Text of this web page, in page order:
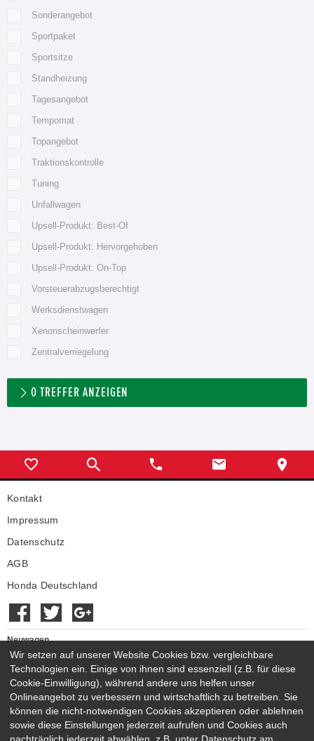
Sonderangebot
Sportpaket
Sportsitze
Standheizung
Tagesangebot
Tempomat
Topangebot
Traktionskontrolle
Tuning
Unfallwagen
Upsell-Produkt: Best-Of
Upsell-Produkt: Hervorgehoben
Upsell-Produkt: On-Top
Vorsteuerabzugsberechtigt
Werksdienstwagen
Xenonscheinwerfer
Zentralverriegelung
0 TREFFER ANZEIGEN
Kontakt
Impressum
Datenschutz
AGB
Honda Deutschland
Neuwagen
Honda Neuwagen
Gebrauchtwagen
Honda Gebrauchtwagen
Honda Vorführwagen
Gesamtbestand
Wir setzen auf unserer Website Cookies bzw. vergleichbare
Technologien ein. Einige von ihnen sind essenziell (z.B. für diese
Cookie-Einwilligung), während andere uns helfen unser
Onlineangebot zu verbessern und wirtschaftlich zu betreiben. Sie
können die nicht-notwendigen Cookies akzeptieren oder ablehnen
sowie diese Einstellungen jederzeit aufrufen und Cookies auch